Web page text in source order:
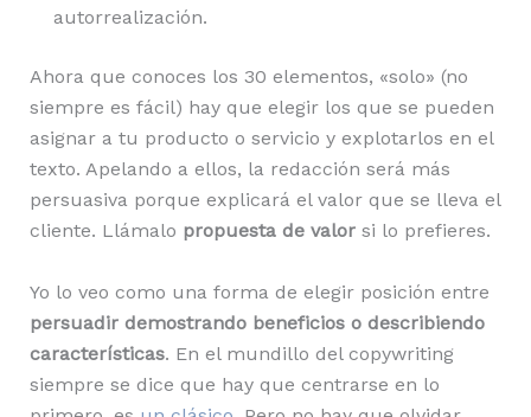
autorrealización.
Ahora que conoces los 30 elementos, «solo» (no
siempre es fácil) hay que elegir los que se pueden
asignar a tu producto o servicio y explotarlos en el
texto. Apelando a ellos, la redacción será más
persuasiva porque explicará el valor que se lleva el
cliente. Llámalo propuesta de valorsi lo prefieres.
Yo lo veo como una forma de elegir posición entre
persuadir demostrando beneficios o describiendo
características. En el mundillo del copywriting
siempre se dice que hay que centrarse en lo